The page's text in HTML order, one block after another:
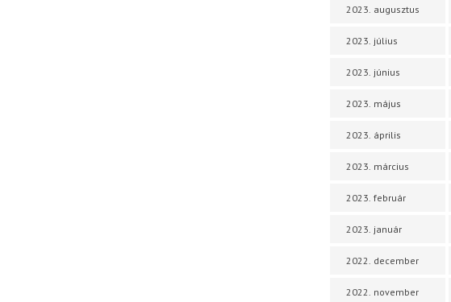
2023. augusztus
2023. július
2023. június
2023. május
2023. április
2023. március
2023. február
2023. január
2022. december
2022. november